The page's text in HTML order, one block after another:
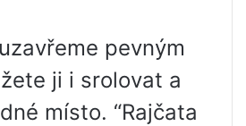
pevným
ji i srolovat a
místo. “Rajčata